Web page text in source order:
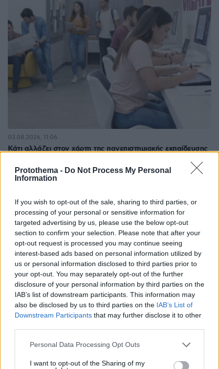
Protothema - Do Not Process My Personal
Information
If you wish to opt-out of the sale, sharing to third parties, or
processing of your personal or sensitive information for
targeted advertising by us, please use the below opt-out
section to confirm your selection. Please note that after your
opt-out request is processed you may continue seeing
interest-based ads based on personal information utilized by
us or personal information disclosed to third parties prior to
your opt-out. You may separately opt-out of the further
disclosure of your personal information by third parties on the
IAB’s list of downstream participants. This information may
also be disclosed by us to third parties on the IAB’s List of
Downstream Participants that may further disclose it to other
Please note that this website/app uses one or more Google
not limited to your visit or usage behaviour. You may click to
Personal Data Processing Opt Outs
I want to opt-out of the Sharing of my
Κάτι αλλάζει στον χάρτη της πανεπιστημιακής εκπαίδευσης
03.08.2026, 11:06
μεγάλων έργων
30.07.2026, 15:25
Διασκεδάζουμε υπεύθυνα, επιστρέφουμε με ασφάλεια
29.07.2026, 09:39
ΡΟΗ ΕΙΔΗΣΕΩΝ
Ειδήσεις Δημοφιλή Σχολιασμένα
Νίκολιτς μετά το φιλικό με την Athens Kallithea:
«Θέλαμε αυτό το ματς, είμαστε ανοικτοί στο
μεταγραφικό παράθυρο», δείτε βίντεο
πριν 7 λεπτά